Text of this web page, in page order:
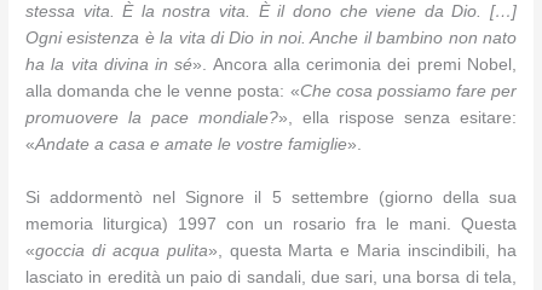
stessa vita. È la nostra vita. È il dono che viene da Dio. […]
Ogni esistenza è la vita di Dio in noi. Anche il bambino non nato
ha la vita divina in sé». Ancora alla cerimonia dei premi Nobel,
alla domanda che le venne posta: «Che cosa possiamo fare per
promuovere la pace mondiale?», ella rispose senza esitare:
«Andate a casa e amate le vostre famiglie».
Si addormentò nel Signore il 5 settembre (giorno della sua
memoria liturgica) 1997 con un rosario fra le mani. Questa
«goccia di acqua pulita», questa Marta e Maria inscindibili, ha
lasciato in eredità un paio di sandali, due sari, una borsa di tela,